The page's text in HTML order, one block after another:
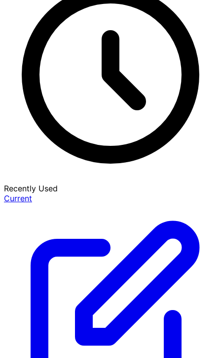
Recently Used
Current